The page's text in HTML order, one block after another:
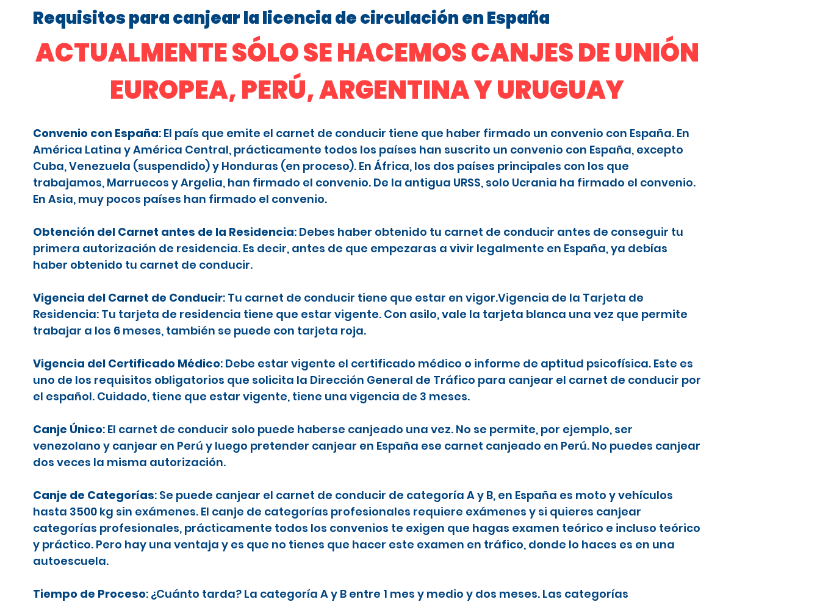
Requisitos para canjear la licencia de circulación en España
ACTUALMENTE SÓLO SE HACEMOS CANJES DE UNIÓN
EUROPEA, PERÚ, ARGENTINA Y URUGUAY
Convenio con España: El país que emite el carnet de conducir tiene que haber firmado un convenio con España. En
América Latina y América Central, prácticamente todos los países han suscrito un convenio con España, excepto
Cuba, Venezuela (suspendido) y Honduras (en proceso). En África, los dos países principales con los que
trabajamos, Marruecos y Argelia, han firmado el convenio. De la antigua URSS, solo Ucrania ha firmado el convenio.
En Asia, muy pocos países han firmado el convenio.
Obtención del Carnet antes de la Residencia: Debes haber obtenido tu carnet de conducir antes de conseguir tu
primera autorización de residencia. Es decir, antes de que empezaras a vivir legalmente en España, ya debías
haber obtenido tu carnet de conducir.
Vigencia del Carnet de Conducir: Tu carnet de conducir tiene que estar en vigor.Vigencia de la Tarjeta de
Residencia: Tu tarjeta de residencia tiene que estar vigente. Con asilo, vale la tarjeta blanca una vez que permite
trabajar a los 6 meses, también se puede con tarjeta roja.
Vigencia del Certificado Médico: Debe estar vigente el certificado médico o informe de aptitud psicofísica. Este es
uno de los requisitos obligatorios que solicita la Dirección General de Tráfico para canjear el carnet de conducir por
el español. Cuidado, tiene que estar vigente, tiene una vigencia de 3 meses.
Canje Único: El carnet de conducir solo puede haberse canjeado una vez. No se permite, por ejemplo, ser
venezolano y canjear en Perú y luego pretender canjear en España ese carnet canjeado en Perú. No puedes canjear
dos veces la misma autorización.
Canje de Categorías: Se puede canjear el carnet de conducir de categoría A y B, en España es moto y vehículos
hasta 3500 kg sin exámenes. El canje de categorías profesionales requiere exámenes y si quieres canjear
categorías profesionales, prácticamente todos los convenios te exigen que hagas examen teórico e incluso teórico
y práctico. Pero hay una ventaja y es que no tienes que hacer este examen en tráfico, donde lo haces es en una
autoescuela.
Tiempo de Proceso: ¿Cuánto tarda? La categoría A y B entre 1 mes y medio y dos meses. Las categorías